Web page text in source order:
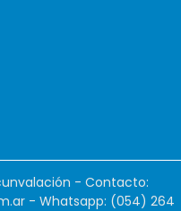
- Contacto:
- Whatsapp: (054) 264